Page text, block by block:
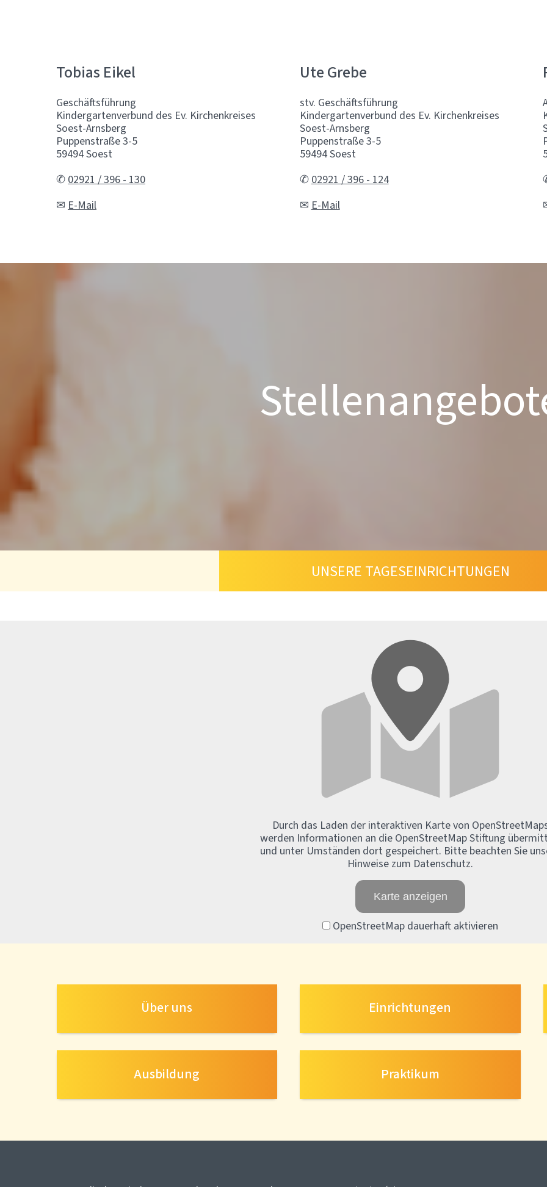
Tobias Eikel
Geschäftsführung
Kindergartenverbund des Ev. Kirchenkreises
Soest-Arnsberg
Puppenstraße 3-5
59494 Soest
✆ 02921 / 396 - 130
✉ E-Mail
Ute Grebe
stv. Geschäftsführung
Kindergartenverbund des Ev. Kirchenkreises
Soest-Arnsberg
Puppenstraße 3-5
59494 Soest
✆ 02921 / 396 - 124
✉ E-Mail
UNSERE TAGESEINRICHTUNGEN
Durch das Laden der interaktiven Karte von
werden Informationen an die OpenStreetMap Stiftung
und unter Umständen dort gespeichert. Bitte beachten Sie
Hinweise zum Datenschutz.
Karte anzeigen
OpenStreetMap dauerhaft aktivieren
Über uns Einrichtungen
Ausbildung Praktikum